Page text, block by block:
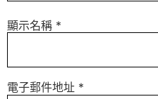
顯示名稱 *
電子郵件地址 *